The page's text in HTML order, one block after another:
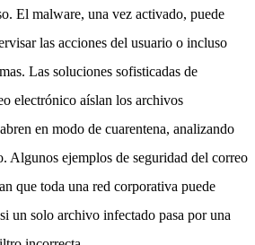
El malware, una vez activado, puede
las acciones del usuario o incluso
Las soluciones sofisticadas de
electrónico aíslan los archivos
en modo de cuarentena, analizando
Algunos ejemplos de seguridad del correo
que toda una red corporativa puede
un solo archivo infectado pasa por una